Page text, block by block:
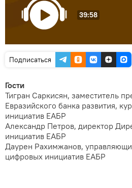
39:58
Подписаться
Гости
Тигран Саркисян, заместитель
Евразийского банка развития,
инициатив ЕАБР
Александр Петров, директор
инициатив ЕАБР
Даурен Рахимжанов,
цифровых инициатив ЕАБР